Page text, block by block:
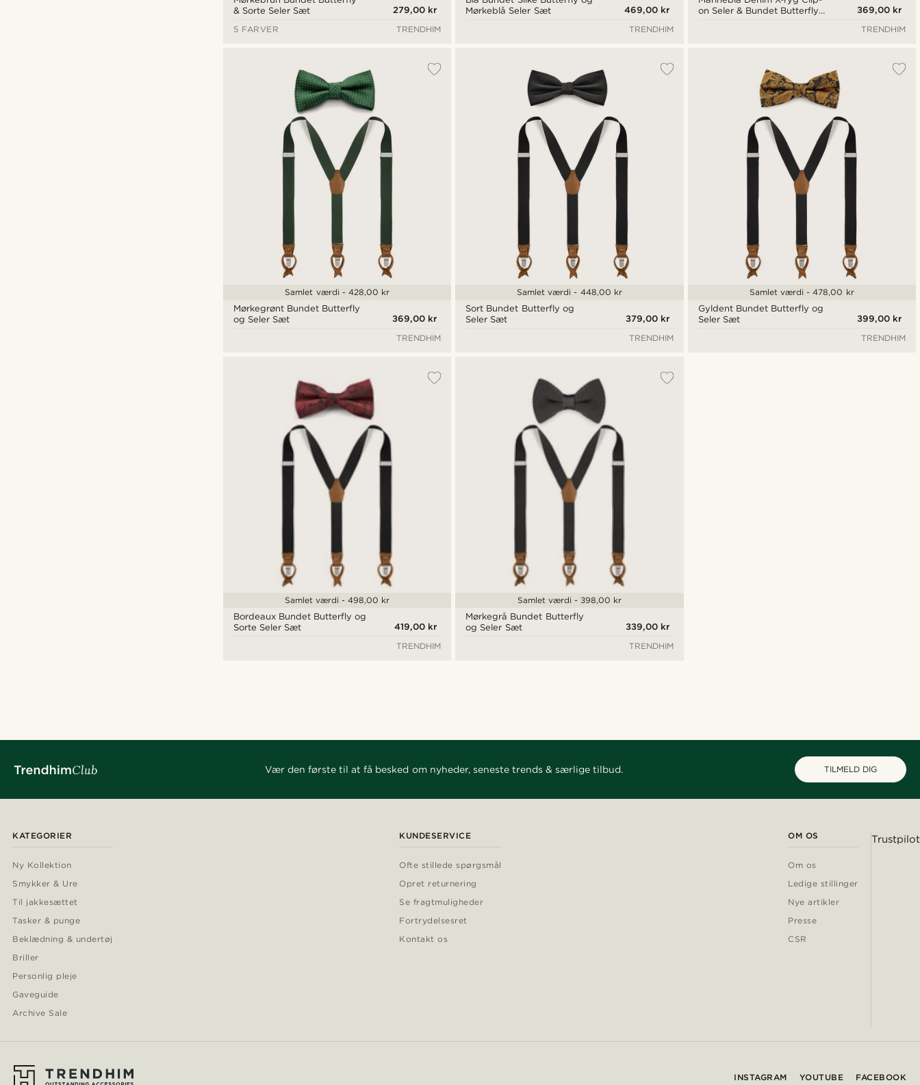
& Sorte Seler Sæt
279,00 kr
5 FARVER TRENDHIM
Mørkeblå Seler Sæt
469,00 kr
TRENDHIM
on Seler & Bundet Butterfly
369,00 kr
TRENDHIM
Mørkegrønt Bundet Butterfly
og Seler Sæt
369,00 kr
Samlet værdi - 428,00 kr
TRENDHIM
Sort Bundet Butterfly og
Seler Sæt
379,00 kr
Samlet værdi - 448,00 kr
TRENDHIM
Gyldent Bundet Butterfly og
Seler Sæt
399,00 kr
Samlet værdi - 478,00 kr
TRENDHIM
Bordeaux Bundet Butterfly og
Sorte Seler Sæt
419,00 kr
Samlet værdi - 498,00 kr
TRENDHIM
Mørkegrå Bundet Butterfly
og Seler Sæt
339,00 kr
Samlet værdi - 398,00 kr
TRENDHIM
Vær den første til at få besked om nyheder, seneste trends & særlige tilbud. TILMELD DIG
KATEGORIER
Ny Kollektion
Smykker & Ure
Til jakkesættet
Tasker & punge
Beklædning & undertøj
Briller
Personlig pleje
Gaveguide
Archive Sale
KUNDESERVICE
Ofte stillede spørgsmål
Opret returnering
Se fragtmuligheder
Fortrydelsesret
Kontakt os
OM OS
Om os
Ledige stillinger
Nye artikler
Presse
CSR
Trustpilot
INSTAGRAM YOUTUBE FACEBOOK